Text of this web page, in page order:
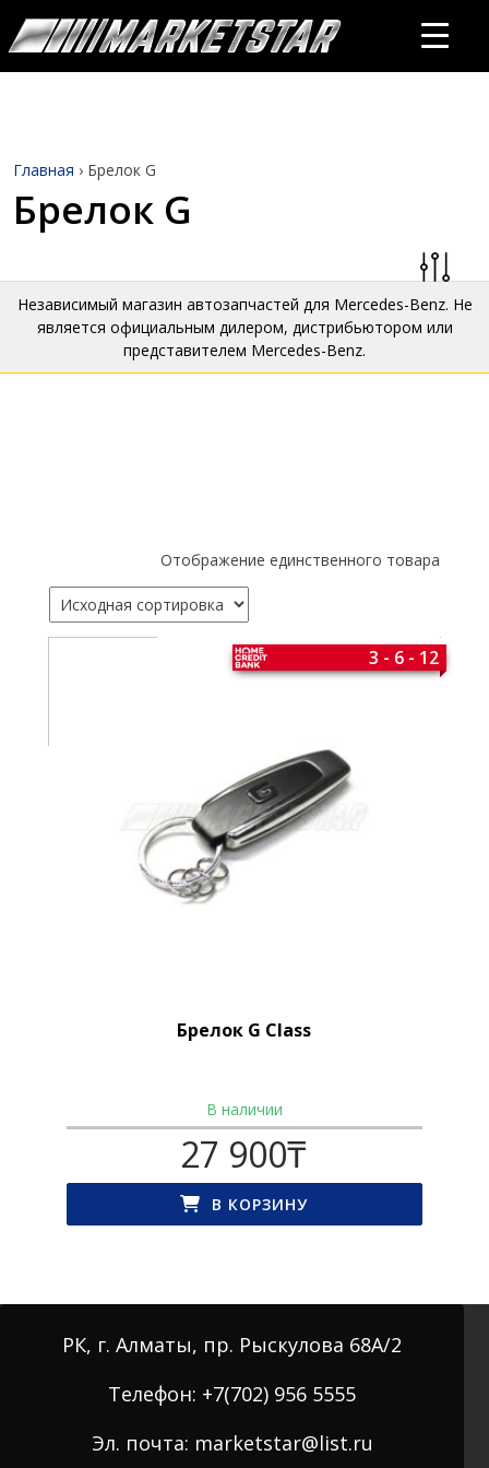
Главная › Брелок G
Брелок G
Независимый магазин автозапчастей для Mercedes-Benz. Не
является официальным дилером, дистрибьютором или
представителем Mercedes-Benz.
Отображение единственного товара
Брелок G Class
3 - 6 - 12
В наличии
27 900₸
В КОРЗИНУ
РК, г. Алматы, пр. Рыскулова 68А/2
Телефон: +7(702) 956 5555
Эл. почта: marketstar@list.ru